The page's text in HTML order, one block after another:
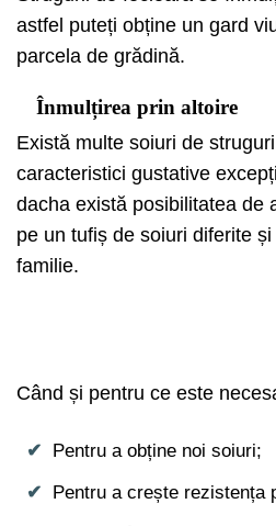
astfel puteți obține un gard
parcela de grădină.
Înmulțirea prin altoire
Există multe soiuri de
caracteristici gustative
dacha există posibilitatea de
pe un tufiș de soiuri diferite
familie.
Când și pentru ce este
Pentru a obține noi soiuri;
Pentru a crește rezistența